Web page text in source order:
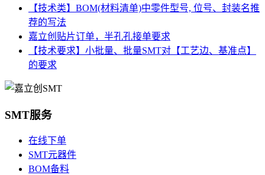
【技术类】BOM(材料清单)中零件型号, 位号、封装名推
荐的写法
嘉立创贴片订单，半孔孔接单要求
【技术要求】小批量、批量SMT对【工艺边、基准点】
的要求
SMT服务
在线下单
SMT元器件
BOM备料